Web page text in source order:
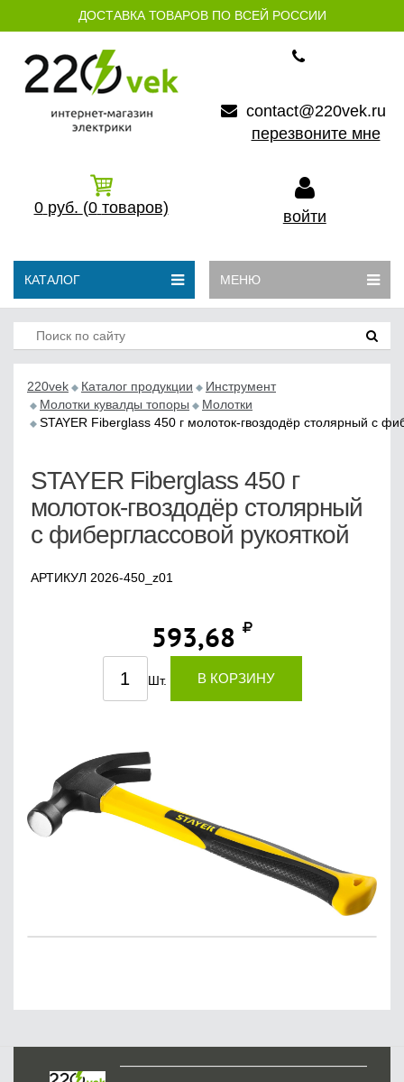
ДОСТАВКА ТОВАРОВ ПО ВСЕЙ РОССИИ
contact@220vek.ru
перезвоните мне
0 руб. (0 товаров) войти
КАТАЛОГ МЕНЮ
220vek Каталог продукции
Инструмент
Молотки кувалды топоры
Молотки
STAYER Fiberglass 450 г молоток-гвоздодёр столярный с
STAYER Fiberglass 450 г
молоток-гвоздодёр столярный
с фиберглассовой рукояткой
АРТИКУЛ 2026-450_z01
593,68
Шт. В КОРЗИНУ